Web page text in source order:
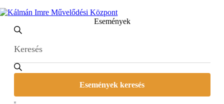
Események
Események
Search
Views
Keyword.
for
Események
Keyword.
Események keresés
Event